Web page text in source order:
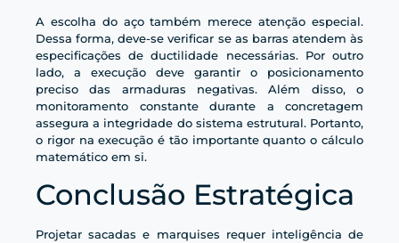
A escolha do aço também merece atenção especial.
Dessa forma, deve-se verificar se as barras atendem às
especificações de ductilidade necessárias. Por outro
lado, a execução deve garantir o posicionamento
preciso das armaduras negativas. Além disso, o
monitoramento constante durante a concretagem
assegura a integridade do sistema estrutural. Portanto,
o rigor na execução é tão importante quanto o cálculo
matemático em si.
Conclusão Estratégica
Projetar sacadas e marquises requer inteligência de